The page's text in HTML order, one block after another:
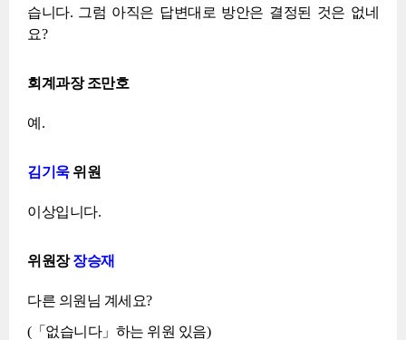
습니다. 그럼 아직은 답변대로 방안은 결정된 것은 없네
요?
회계과장 조만호
예.
김기욱위원
이상입니다.
위원장장승재
다른 의원님 계세요?
(「없습니다」하는 위원 있음)